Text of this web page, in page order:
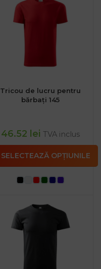
Tricou de lucru pentru
bărbați 145
46.52 lei TVA inclus
SELECTEAZĂ OPȚIUNILE